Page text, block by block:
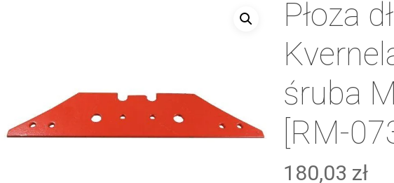
Płoza
śruba
[RM-
180,03 zł